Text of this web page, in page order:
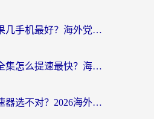
玩率土之滨用苹果几手机最好？海外党必看的国服游戏加速+设备选择指南
英国打欢乐麻将全集怎么提速最快？海外党亲测有效的国服游戏加速指南
国外地铁跑酷加速器选不对？2026海外玩家必看的国服游戏加速全攻略